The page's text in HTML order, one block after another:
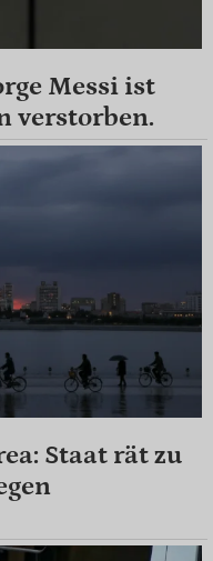
Messi ist
verstorben.
Staat rät zu